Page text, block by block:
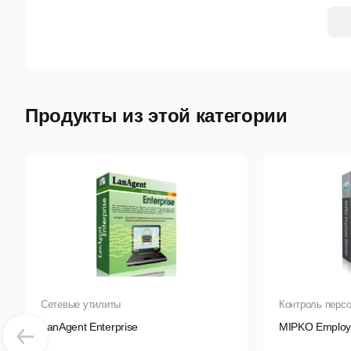
Продукты из этой категории
Сетевые утилиты
LanAgent Enterprise
Контроль
MIPKO